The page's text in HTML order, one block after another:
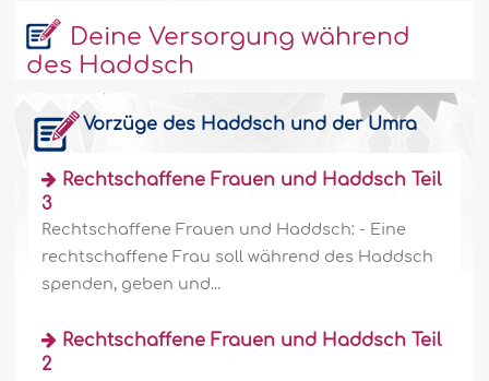
Deine Versorgung während
des Haddsch
Vorzüge des Haddsch und der Umra
Rechtschaffene Frauen und Haddsch Teil
3
Rechtschaffene Frauen und Haddsch: - Eine
rechtschaffene Frau soll während des Haddsch
spenden, geben und...
Rechtschaffene Frauen und Haddsch Teil
2